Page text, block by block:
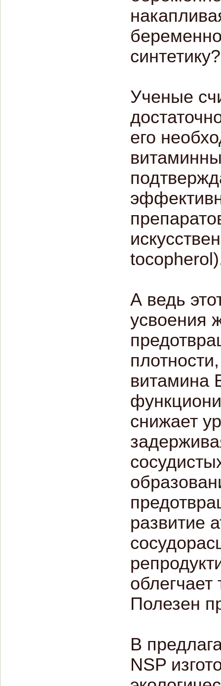
синтетику?
Ученые
его
А ведь
усвоения
витамина
снижает
развитие
Полезен
В
NSP